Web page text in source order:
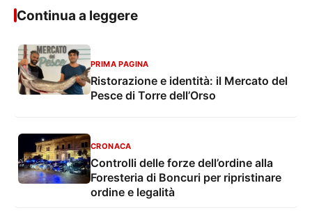
Continua a leggere
PRIMA PAGINA
Ristorazione e identità: il Mercato del
Pesce di Torre dell’Orso
CRONACA
Controlli delle forze dell’ordine alla
Foresteria di Boncuri per ripristinare
ordine e legalità